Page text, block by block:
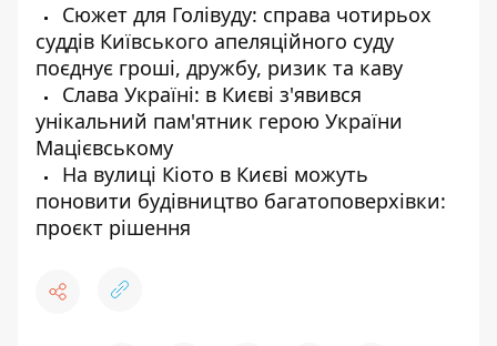
Сюжет для Голівуду: справа чотирьох
суддів Київського апеляційного суду
поєднує гроші, дружбу, ризик та каву
Слава Україні: в Києві з'явився
унікальний пам'ятник герою України
Мацієвському
На вулиці Кіото в Києві можуть
поновити будівництво багатоповерхівки:
проєкт рішення